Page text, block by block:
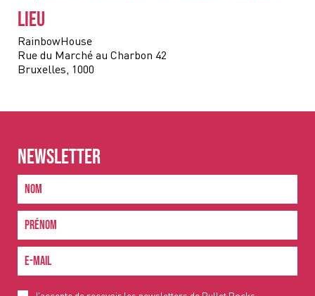
LIEU
RainbowHouse
Rue du Marché au Charbon 42
Bruxelles, 1000
NEWSLETTER